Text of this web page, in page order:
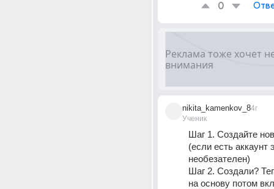
0
nikita_kamenkov_8
Ученик
4г
Шаг 1. Создайте
(если есть аккаунт
необезателен)
Шаг 2. Создали?
на основу потом